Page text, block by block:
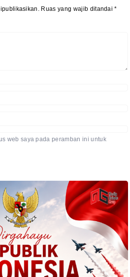
Ruas yang wajib ditandai*
web saya pada peramban ini untuk